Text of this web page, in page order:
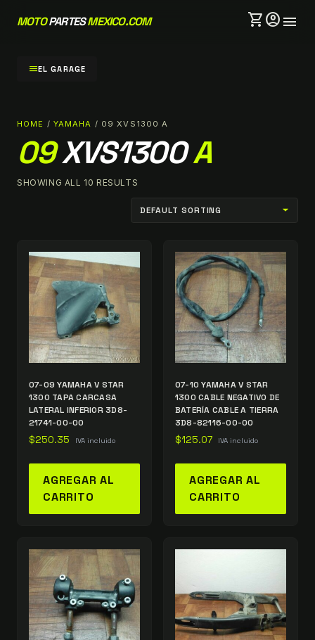
MOTOPARTESMEXICO.COM shopping_cartaccount_circlemenu
menuEL GARAGE
HOME / YAMAHA / 09 XVS1300 A
09XVS1300A
SHOWING ALL 10 RESULTS
07-09 YAMAHA V STAR
1300 TAPA CARCASA
LATERAL INFERIOR 3D8-
21741-00-00
$250.35 IVA incluido
AGREGAR AL
CARRITO
07-10 YAMAHA V STAR
1300 CABLE NEGATIVO DE
BATERÍA CABLE A TIERRA
3D8-82116-00-00
$125.07 IVA incluido
AGREGAR AL
CARRITO